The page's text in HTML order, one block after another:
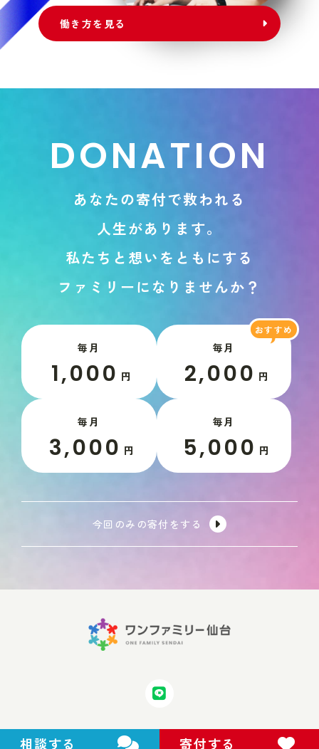
働き方を見る
DONATION
あ な たの寄付で救われ る
人生があ り ま す。
私た ち と 想い を と も にする
フ ァ ミ リ ーに な り ま せんか ？
毎月
1,000 円
毎月
2,000 円
毎月
3,000 円
毎月
5,000 円
今回のみの寄付をする
相談する 寄付する
Copyright © 2024 One Family Sendai All Rights Reserved.